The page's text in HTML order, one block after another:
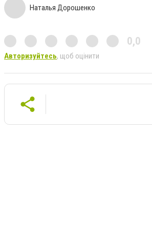
Наталья Дорошенко
0,0
Авторизуйтесь, щоб оцінити